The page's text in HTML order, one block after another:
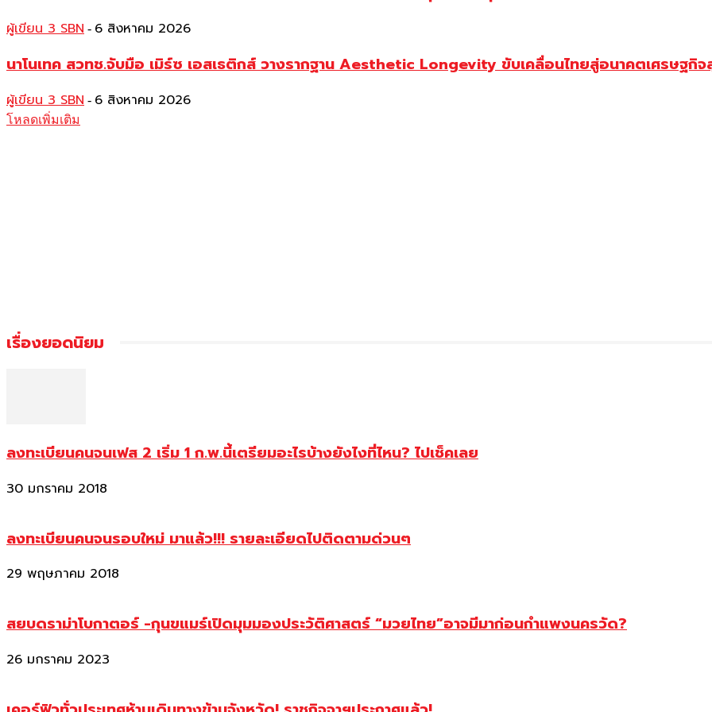
ผู้เขียน 3 SBN - 6 สิงหาคม 2026
นาโนเทค สวทช.จับมือ เมิร์ซ เอสเธติกส์ วางรากฐาน Aesthetic Longevity ขับเคลื่อนไทยสู่อนาคตเศรษฐกิ
ผู้เขียน 3 SBN - 6 สิงหาคม 2026
โหลดเพิ่มเติม
เรื่องยอดนิยม
ลงทะเบียนคนจนเฟส 2 เริ่ม 1 ก.พ.นี้เตรียมอะไรบ้างยังไงที่ไหน? ไปเช็คเลย
30 มกราคม 2018
ลงทะเบียนคนจนรอบใหม่ มาแล้ว!!! รายละเอียดไปติดตามด่วนๆ
29 พฤษภาคม 2018
สยบดราม่าโบกาตอร์ -กุนขแมร์เปิดมุมมองประวัติศาสตร์ “มวยไทย”อาจมีมาก่อนกำแพงนครวัด?
26 มกราคม 2023